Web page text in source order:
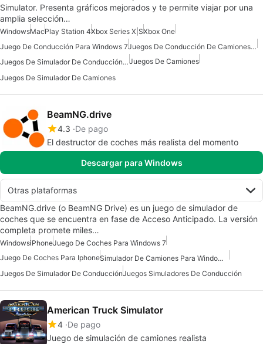
Simulator. Presenta gráficos mejorados y te permite viajar por una
amplia selección…
WindowsMacPlay Station 4Xbox Series X|SXbox One
Juego De Conducción Para Windows 7
Juegos De Conducción De Camiones Para Windows 7
Juegos De Simulador De Conducción Para Windows 10Juegos De Camiones
Juegos De Simulador De Camiones
BeamNG.drive
4.3 De pago
El destructor de coches más realista del momento
Descargar para Windows
Otras plataformas
BeamNG.drive (o BeamNG Drive) es un juego de simulador de
coches que se encuentra en fase de Acceso Anticipado. La versión
completa promete miles…
WindowsiPhoneJuego De Coches Para Windows 7
Juego De Coches Para Iphone
Simulador De Camiones Para Windows 10
Juegos De Simulador De ConducciónJuegos Simuladores De Conducción
American Truck Simulator
4 De pago
Juego de simulación de camiones realista